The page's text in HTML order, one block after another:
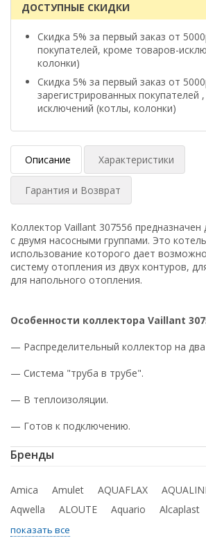
ДОСТУПНЫЕ СКИДКИ
Скидка 5% за первый заказ от
покупателей, кроме товаров-
колонки)
Скидка 5% за первый заказ от
зарегистрированных покупателей
исключений (котлы, колонки)
Описание Характеристики
Гарантия и Возврат
Коллектор Vaillant 307556 предназначен
с двумя насосными группами. Это
использование которого дает
систему отопления из двух контуров,
для напольного отопления.
Особенности коллектора Vaillant
— Распределительный коллектор на два
— Система "труба в трубе".
— В теплоизоляции.
— Готов к подключению.
Бренды
Amica Amulet AQUAFLAX
Aqwella
ALOUTE Aquario Alcaplast
показать все